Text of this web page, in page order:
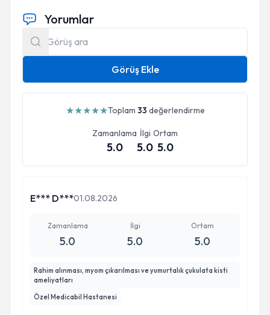
Yorumlar
Görüş Ekle
★★★★★Toplam 33 değerlendirme
Zamanlama
5.0
İlgi
5.0
Ortam
5.0
E*** D***01.08.2026
Zamanlama
5.0
İlgi
5.0
Ortam
5.0
Rahim alınması, myom çıkarılması ve yumurtalık çukulata kisti
ameliyatları
Özel Medicabil Hastanesi